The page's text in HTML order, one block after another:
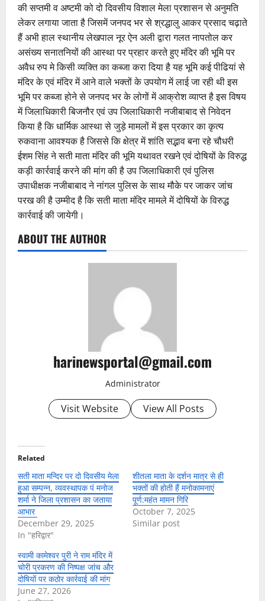
की सप्तमी व अष्टमी को दो दिवसीय विशाल मेला प्रशासन से अनुमति
लेकर लगाया जाता है जिसमें जनपद भर से श्रद्धालु आकर प्रसाद चढ़ाते
हैं अभी हाल स्थानीय लेखपाल नूर ऐन अली द्वारा गलत नापतोल कर
असंख्य सनातनियों की आस्था पर प्रहार करते हुए मंदिर की भूमि पर
अवैध रुप मे किसी व्यक्ति का कब्जा करा दिया है यह भूमि कई पीढियां से
मंदिर के एवं मंदिर में आने वाले भक्तों के उपयोग में लाई जा रही थी इस
भूमि पर कब्जा होने से जनपद भर के लोगों में आक्रोश व्याप्त है इस विषय
में जिलाधिकारी बिजनौर एवं उप जिलाधिकारी नजीबाबाद से निवेदन
किया है कि धार्मिक आस्था से जुड़े मामलों में इस प्रकार का कृत्य
रुकवाना आवश्यक है जिससे कि क्षेत्र में शांति सद्भाव बना रहे चौधरी
ईशम सिंह ने सती माता मंदिर की भूमि यथावत रखने एवं दोषियों के विरुद्ध
कड़ी कार्रवाई करने की मांग की है उप जिलाधिकारी एवं पुलिस
उपाधीक्षक नजीबाबाद ने नांगल पुलिस के साथ मौके पर जाकर जांच
परख की है उम्मीद है कि सती माता मंदिर मामले में दोषियों के विरुद्ध
कार्रवाई की जायेगी।
ABOUT THE AUTHOR
harinewsportal@gmail.com
Administrator
Visit Website View All Posts
Related
सती माता मन्दिर पर दो दिवसीय मेला
हुआ सम्पन्न, व्यवस्थापक पं मनोज
शर्मा ने जिला प्रशासन का जताया
आभार
December 29, 2025
In "हरिद्वार"
शीतला माता के दर्शन मात्र से ही
भक्तों की होती हैं मनोकामनाएं
पूर्ण:महंत मामन गिरि
October 7, 2025
Similar post
स्वामी कामेश्वर पुरी ने राम मंदिर में
चोरी प्रकरण की निष्पक्ष जांच और
दोषियों पर कठोर कार्रवाई की मांग
June 27, 2026